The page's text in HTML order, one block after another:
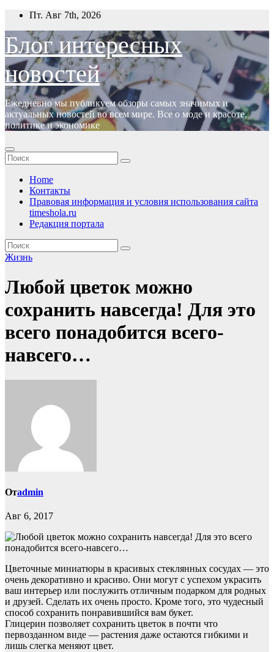
Перейти
содержимому
Пт. Авг 7th, 2026
Блог интересных
новостей
Ежедневно мы публикуем обзоры самых значимых и
актуальных новостей во всем мире. Все о моде и красоте,
политике и экономике
Home
Контакты
Правовая информация и условия использования сайта
timeshola.ru
Редакция портала
Жизнь
Любой цветок можно
сохранить навсегда! Для это
всего понадобится всего-
навсего…
Отadmin
Авг 6, 2017
Цветочные миниатюры в красивых стеклянных сосудах — это
очень декоративно и красиво. Они могут с успехом украсить
ваш интерьер или послужить отличным подарком для родных
и друзей. Сделать их очень просто. Кроме того, это чудесный
способ сохранить понравившийся вам букет.
Глицерин позволяет сохранить цветок в почти что
первозданном виде — растения даже остаются гибкими и
лишь слегка меняют цвет.